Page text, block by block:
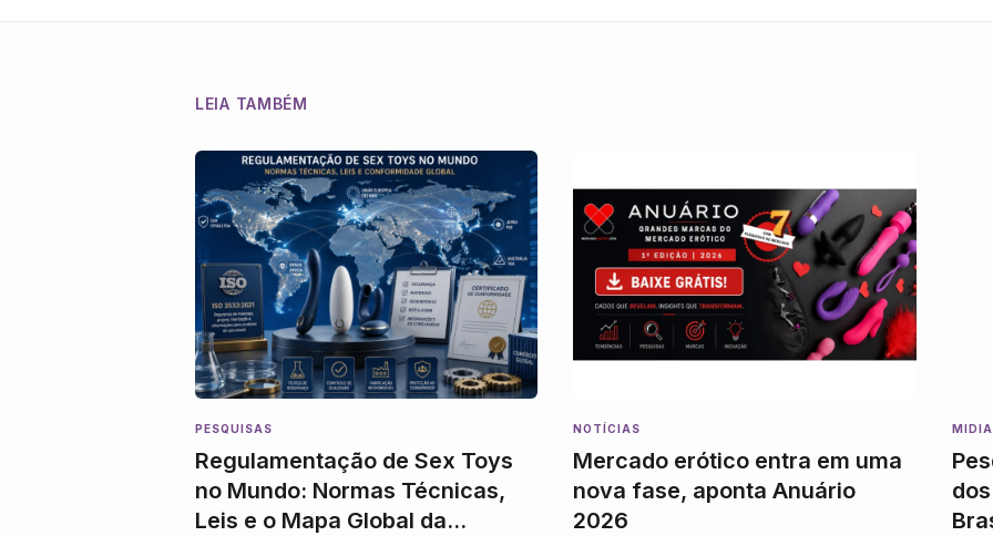
LEIA TAMBÉM
PESQUISAS
Regulamentação de Sex Toys
no Mundo: Normas Técnicas,
Leis e o Mapa Global da
NOTÍCIAS
Mercado erótico entra em uma
nova fase, aponta Anuário
2026
MIDIA